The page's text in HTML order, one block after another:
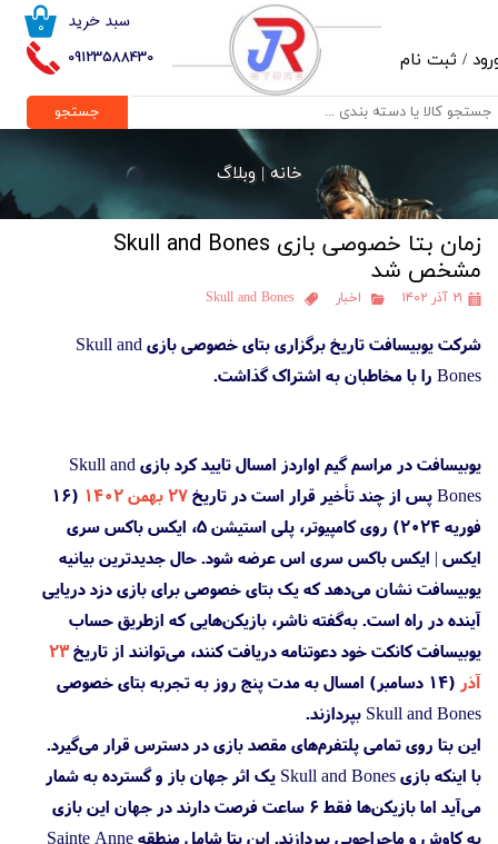
09123588430
۰ سبد خرید
/ ثبت نام
حساب کاربری من
تغییر گذر واژه
خروج از حساب کاربری
جستجو
خانه |وبلاگ
زمان بتا خصوصی بازی Skull and Bones
مشخص شد
۲۱ آذر ۱۴۰۲ اخبار Skull and Bones
شرکت یوبیسافت تاریخ برگزاری بتای خصوصی بازی Skull and
Bones را با مخاطبان به اشتراک گذاشت.
یوبیسافت در مراسم گیم اواردز امسال تایید کرد بازی Skull and
Bones پس از چند تأخیر قرار است در تاریخ
۲۷ بهمن ۱۴۰۲
(۱۶
فوریه ۲۰۲۴) روی کامپیوتر، پلی استیشن
5، ایکس باکس سری
ایکس | ایکس باکس سری اس عرضه شود. حال جدیدترین بیانیه
یوبیسافت نشان می‌دهد که یک بتای خصوصی برای بازی دزد دریایی
آینده در راه است. به‌گفته ناشر، بازیکن‌هایی که ازطریق حساب
یوبیسافت کانکت خود دعوتنامه دریافت کنند، می‌توانند از تاریخ۲۳
آذر
(۱۴ دسامبر) امسال به مدت پنج روز به تجربه بتای خصوصی
Skull and Bones بپردازند.
این بتا روی تمامی پلتفرم‌های مقصد بازی در دسترس قرار می‌گیرد.
با اینکه بازی Skull and Bones یک اثر جهان باز و گسترده به شمار
می‌آید اما بازیکن‌ها فقط ۶ ساعت فرصت دارند در جهان این بازی
به کاوش و ماجراجویی بپردازند. این بتا شامل منطقه Sainte Anne